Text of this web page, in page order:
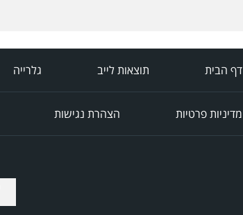
דף הבית תוצאות לייב גלרייה
מדיניות פרטיות הצהרת נגישות